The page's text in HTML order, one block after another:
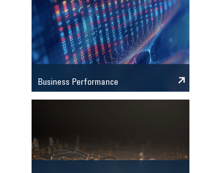
Business Performance